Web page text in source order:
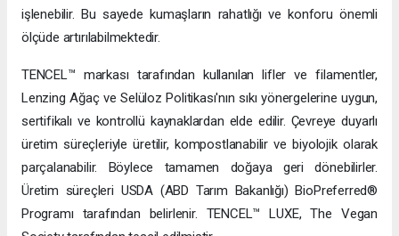
işlenebilir. Bu sayede kumaşların rahatlığı ve konforu önemli
ölçüde artırılabilmektedir.
TENCEL™ markası tarafından kullanılan lifler ve filamentler,
Lenzing Ağaç ve Selüloz Politikası'nın sıkı yönergelerine uygun,
sertifikalı ve kontrollü kaynaklardan elde edilir. Çevreye duyarlı
üretim süreçleriyle üretilir, kompostlanabilir ve biyolojik olarak
parçalanabilir. Böylece tamamen doğaya geri dönebilirler.
Üretim süreçleri USDA (ABD Tarım Bakanlığı) BioPreferred®
Programı tarafından belirlenir. TENCEL™ LUXE, The Vegan